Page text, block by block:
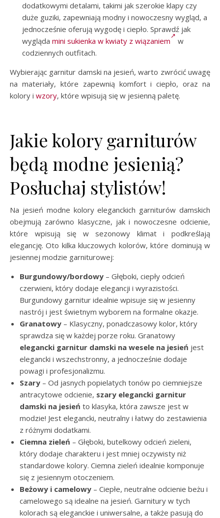
dodatkowymi detalami, takimi jak szerokie klapy czy
duże guziki, zapewniają modny i nowoczesny wygląd, a
jednocześnie oferują wygodę i ciepło. Sprawdź jak
wygląda mini sukienka w kwiaty z wiązaniem
w
codziennych outfitach.
Wybierając garnitur damski na jesień, warto zwrócić uwagę
na materiały, które zapewnią komfort i ciepło, oraz na
kolory i wzory, które wpisują się w jesienną paletę.
Jakie kolory garniturów
będą modne jesienią?
Posłuchaj stylistów!
Na jesień modne kolory eleganckich garniturów damskich
obejmują zarówno klasyczne, jak i nowoczesne odcienie,
które wpisują się w sezonowy klimat i podkreślają
elegancję. Oto kilka kluczowych kolorów, które dominują w
jesiennej modzie garniturowej:
Burgundowy/bordowy – Głęboki, ciepły odcień
czerwieni, który dodaje elegancji i wyrazistości.
Burgundowy garnitur idealnie wpisuje się w jesienny
nastrój i jest świetnym wyborem na formalne okazje.
Granatowy – Klasyczny, ponadczasowy kolor, który
sprawdza się w każdej porze roku. Granatowy
elegancki garnitur damski na wesele na jesień jest
elegancki i wszechstronny, a jednocześnie dodaje
powagi i profesjonalizmu.
Szary – Od jasnych popielatych tonów po ciemniejsze
antracytowe odcienie, szary elegancki garnitur
damski na jesień to klasyka, która zawsze jest w
modzie! Jest elegancki, neutralny i łatwy do zestawienia
z różnymi dodatkami.
Ciemna zieleń – Głęboki, butelkowy odcień zieleni,
który dodaje charakteru i jest mniej oczywisty niż
standardowe kolory. Ciemna zieleń idealnie komponuje
się z jesiennym otoczeniem.
Beżowy i camelowy – Ciepłe, neutralne odcienie beżu i
camelowego są idealne na jesień. Garnitury w tych
kolorach są eleganckie i uniwersalne, a także pasują do